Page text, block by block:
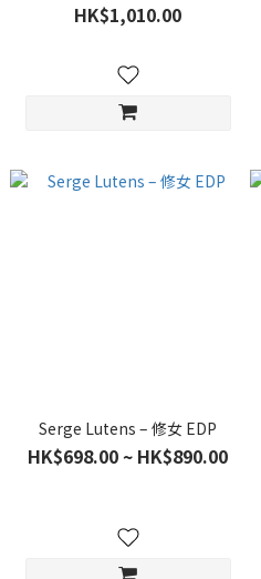
HK$1,010.00
Serge Lutens – 修女 EDP
HK$698.00 ~ HK$890.00